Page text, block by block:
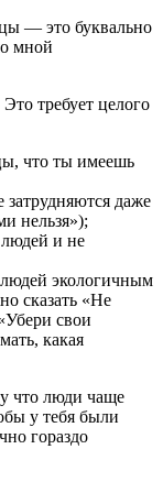
― это буквально
мной
требует целого
что ты имеешь
затрудняются даже
нельзя»);
и не
экологичным
сказать «Не
свои
какая
что люди чаще
у тебя были
гораздо